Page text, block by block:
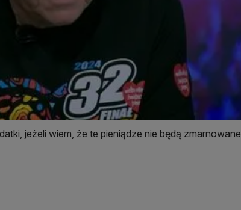
jeżeli wiem, że te pieniądze nie będą zmarnowane